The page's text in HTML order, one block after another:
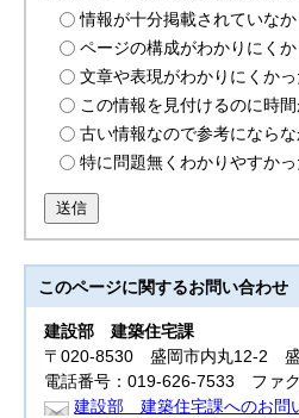
情報が十分掲載されていなか
ページの構成がわかりにくか
文章や表現がわかりにくかっ
この情報を見付けるのに時
古い情報なので参考になら
特に問題無くわかりやすかっ
送信
このページに関するお問い合わせ
建設部建築住宅課
〒020-8530 盛岡市内丸12-2 盛
電話番号：019-626-7533 ファ
建設部 建築住宅課へのお問